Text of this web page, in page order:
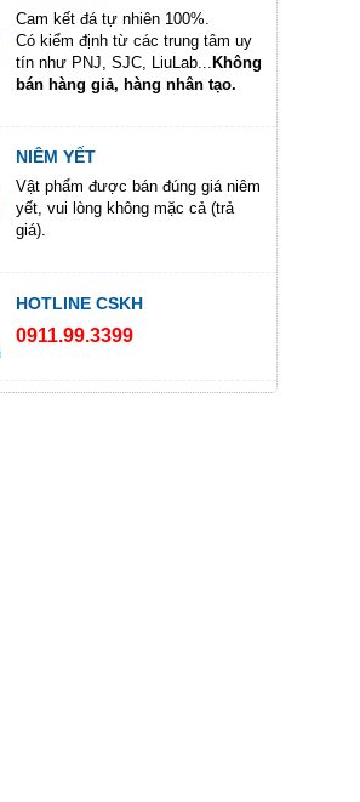
Cam kết đá tự nhiên 100%.
Có kiểm định từ các trung tâm uy
tín như PNJ, SJC, LiuLab...
Không
bán hàng giả, hàng nhân tạo.
NIÊM YẾT
Vật phẩm được bán đúng giá niêm
yết, vui lòng không mặc cả (trả
giá).
HOTLINE CSKH
0911.99.3399